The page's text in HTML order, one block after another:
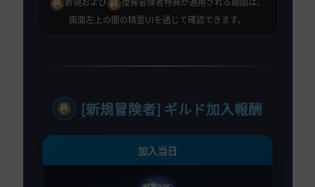
画面左上の闇の精霊UIを通じて確認できます。
[新規冒険者] ギルド加入報酬
加入当日